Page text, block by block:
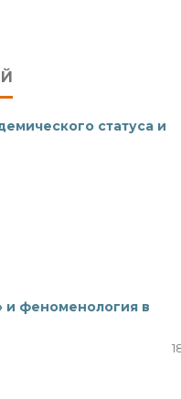
статуса и
и феноменология в